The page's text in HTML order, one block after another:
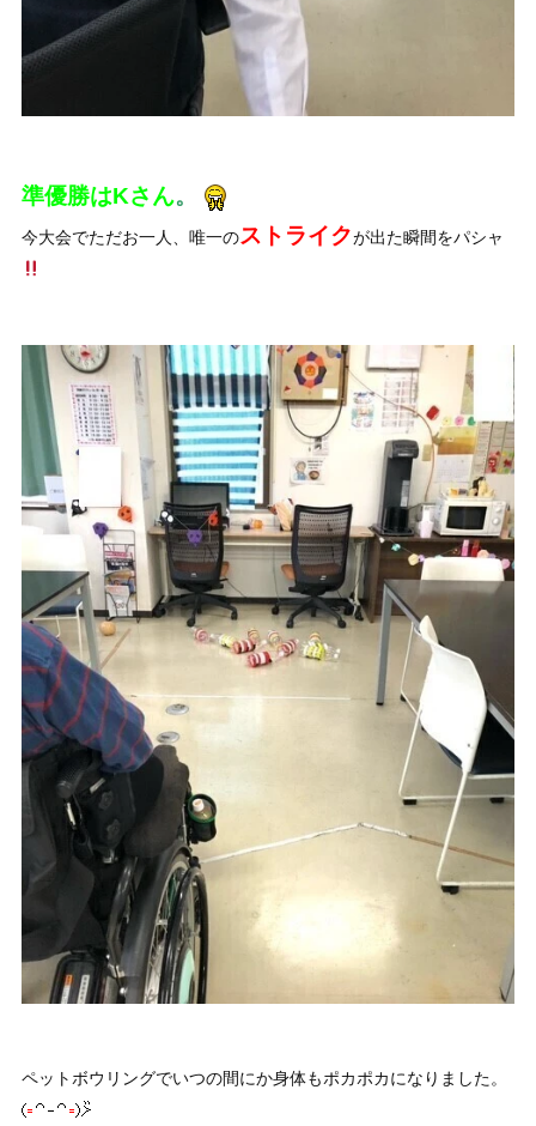
準優勝はKさん。
今大会でただお一人、唯一のストライクが出た瞬間をパシャ
ペットボウリングでいつの間にか身体もポカポカになりました。